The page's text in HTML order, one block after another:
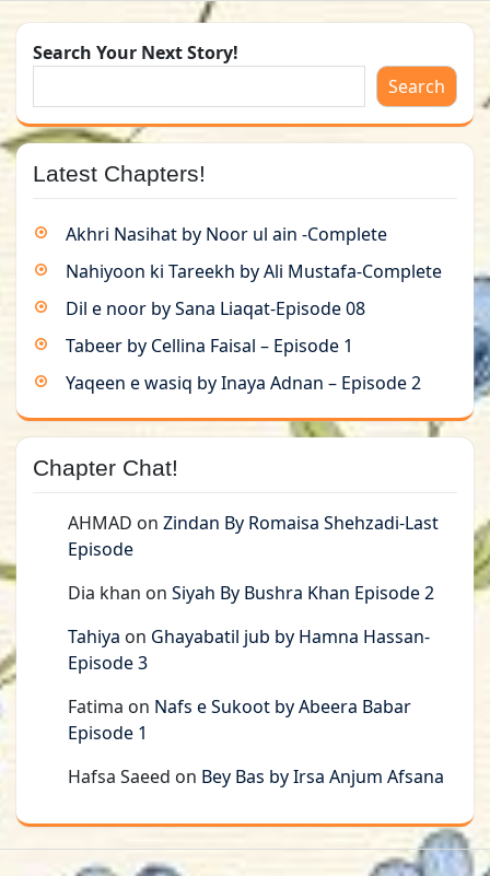
Search Your Next Story!
Search
Latest Chapters!
Akhri Nasihat by Noor ul ain -Complete
Nahiyoon ki Tareekh by Ali Mustafa-Complete
Dil e noor by Sana Liaqat-Episode 08
Tabeer by Cellina Faisal – Episode 1
Yaqeen e wasiq by Inaya Adnan – Episode 2
Chapter Chat!
AHMAD on Zindan By Romaisa Shehzadi-Last
Episode
Dia khan on Siyah By Bushra Khan Episode 2
Tahiya on Ghayabatil jub by Hamna Hassan-
Episode 3
Fatima on Nafs e Sukoot by Abeera Babar
Episode 1
Hafsa Saeed on Bey Bas by Irsa Anjum Afsana